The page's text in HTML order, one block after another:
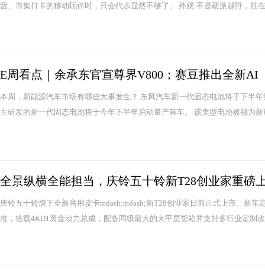
营、市集打卡的移动玩伴时，只会代步显然不够了。 外观:不是硬派越野，胜
E周看点｜余承东官宣尊界V800；赛豆推出全新AI
本周，新能源汽车市场有哪些大事发生？ 东风汽车新一代固态电池将于下半
主研发的新一代固态电池将于今年下半年启动量产装车。 该类型电池被视为
全景纵横全能担当，庆铃五十铃新T28创业家重磅
庆铃五十铃旗下全新商用皮卡mdash;mdash;新T28创业家日前正式上市。新
准，搭载4KD1黄金动力总成，配备同级最大的大平层货箱并支持多行业定制